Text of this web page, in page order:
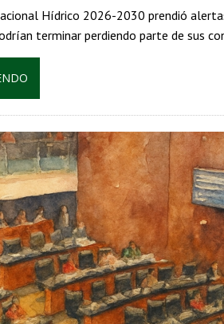
Hídrico 2026-2030 prendió
terminar perdiendo parte de sus